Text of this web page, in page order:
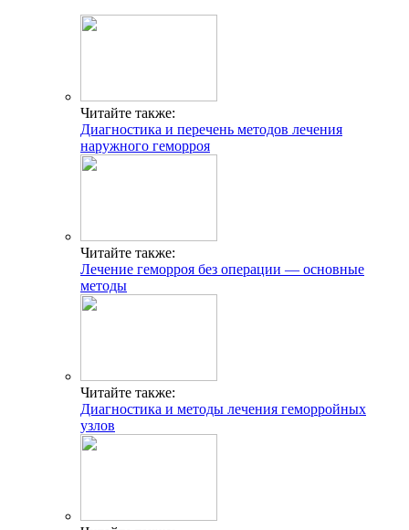
Читайте также:
Диагностика и перечень методов лечения
наружного геморроя
Читайте также:
Лечение геморроя без операции — основные
методы
Читайте также:
Диагностика и методы лечения геморройных
узлов